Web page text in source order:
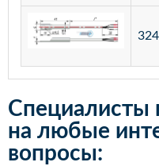
324
Специалисты
на любые
вопросы: